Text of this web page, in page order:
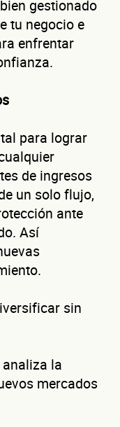
gestionado
tu negocio e
enfrentar
para lograr
de ingresos
un solo flujo,
ante
Así
sin
la
mercados